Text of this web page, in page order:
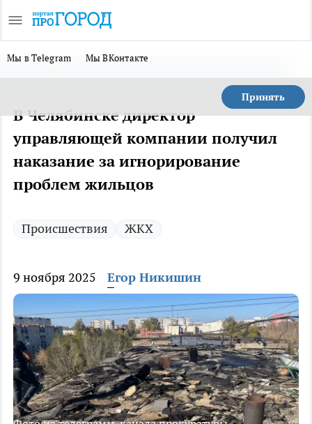
Мы в Telegram Мы ВКонтакте
Принять
В Челябинске директор
управляющей компании получил
наказание за игнорирование
проблем жильцов
Происшествия ЖКХ
9 ноября 2025 Егор Никишин